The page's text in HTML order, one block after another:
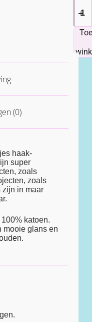
(0)
haak-
super
zoals
zoals
zijn in maar
katoen.
mooie glans en